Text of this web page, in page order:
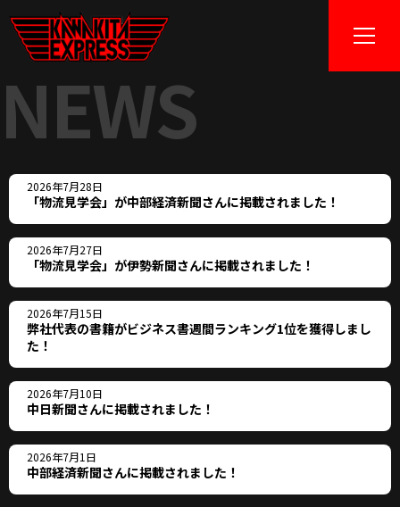
NEWS
2026年7月28日
「物流見学会」が中部経済新聞さんに掲載されました！
2026年7月27日
「物流見学会」が伊勢新聞さんに掲載されました！
2026年7月15日
弊社代表の書籍がビジネス書週間ランキング1位を獲得しまし
た！
2026年7月10日
中日新聞さんに掲載されました！
2026年7月1日
中部経済新聞さんに掲載されました！